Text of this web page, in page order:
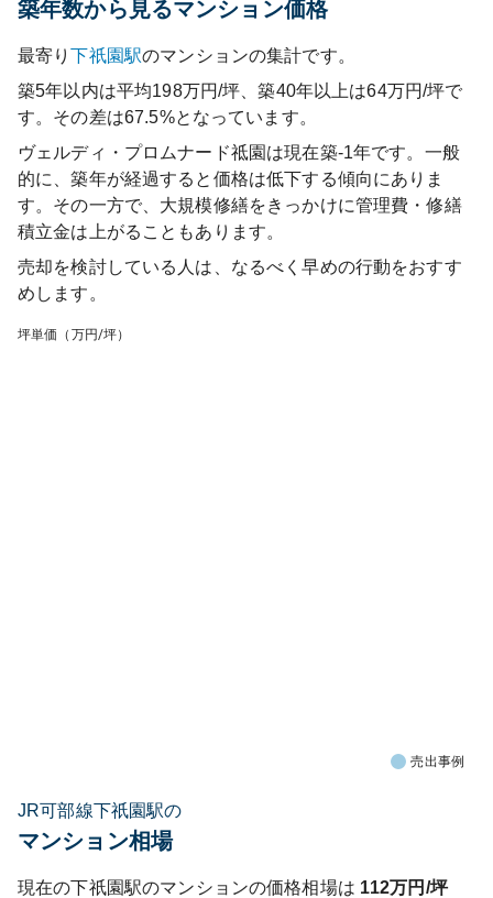
築年数から見るマンション価格
最寄り下祇園駅のマンションの集計です。
築5年以内は平均198万円/坪、築40年以上は64万円/坪で
す。その差は67.5%となっています。
ヴェルディ・プロムナード祗園 は現在築-1年です。一般
的に、築年が経過すると価格は低下する傾向にありま
す。その一方で、大規模修繕をきっかけに管理費・修繕
積立金は上がることもあります。
売却を検討している人は、なるべく早めの行動をおすす
めします。
坪単価（万円/坪）
売出事例
JR可部線下祇園駅の
マンション相場
現在の下祇園駅のマンションの価格相場は 112万円/坪